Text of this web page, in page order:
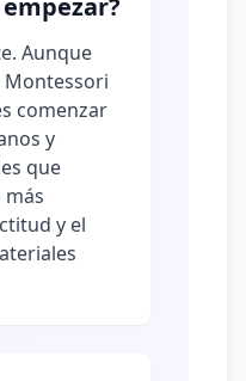
Aunque
Montessori
comenzar
y
que
más
y el